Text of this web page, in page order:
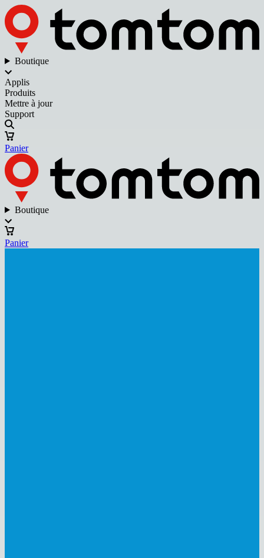
Boutique
Applis
Produits
Mettre à jour
Support
Panier
Boutique
Panier